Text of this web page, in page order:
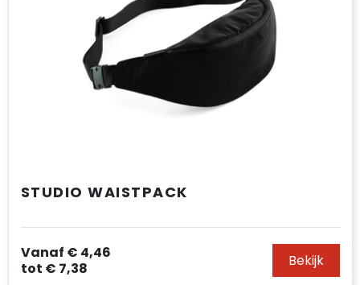
STUDIO WAISTPACK
Vanaf € 4,46
tot € 7,38 Bekijk